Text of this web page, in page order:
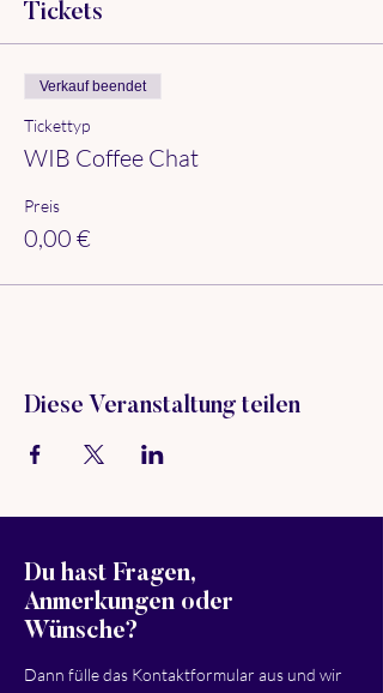
Tickets
Verkauf beendet
Tickettyp
WIB Coffee Chat
Preis
0,00 €
Diese Veranstaltung teilen
Du hast Fragen,
Anmerkungen oder
Wünsche?
Dann fülle das Kontaktformular aus und wir